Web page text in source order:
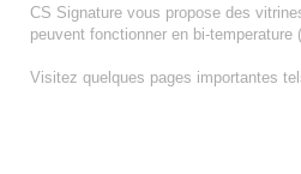
CS Signature vous propose des
peuvent fonctionner en bi-temperature
Visitez quelques pages importantes